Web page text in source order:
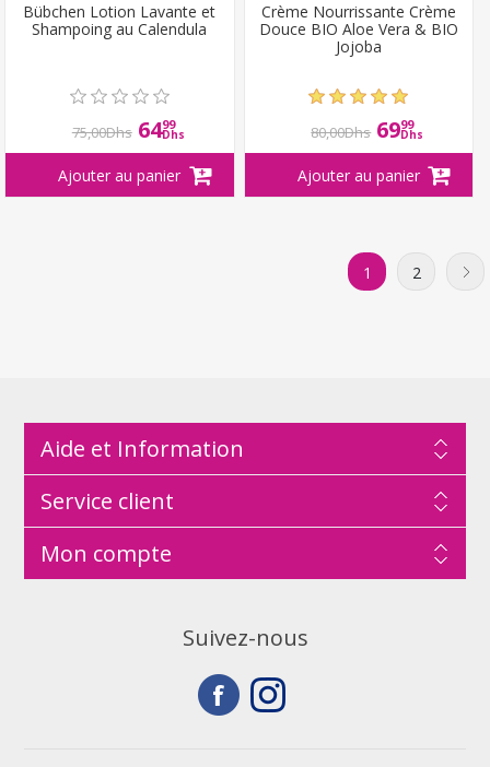
Bübchen Lotion Lavante et
Shampoing au Calendula
75,00Dhs 6499
Dhs
Crème Nourrissante Crème
Douce BIO Aloe Vera & BIO
Jojoba
80,00Dhs 6999
Dhs
1 2
Aide et Information
Service client
Mon compte
Suivez-nous